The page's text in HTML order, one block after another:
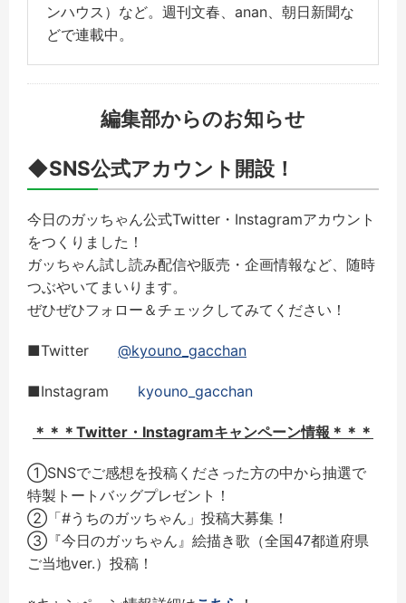
ンハウス）など。週刊文春、anan、朝日新聞な
どで連載中。
編集部からのお知らせ
◆SNS公式アカウント開設！
今日のガッちゃん公式Twitter・Instagramアカウント
をつくりました！
ガッちゃん試し読み配信や販売・企画情報など、随時
つぶやいてまいります。
ぜひぜひフォロー＆チェックしてみてください！
■Twitter @kyouno_gacchan
■Instagram kyouno_gacchan
＊＊＊Twitter・Instagramキャンペーン情報＊＊＊
①SNSでご感想を投稿くださった方の中から抽選で
特製トートバッグプレゼント！
②「#うちのガッちゃん」投稿大募集！
③『今日のガッちゃん』絵描き歌（全国47都道府県
ご当地ver.）投稿！